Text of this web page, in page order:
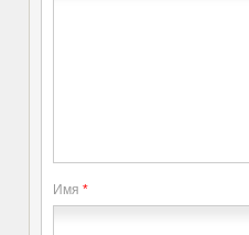
Имя *